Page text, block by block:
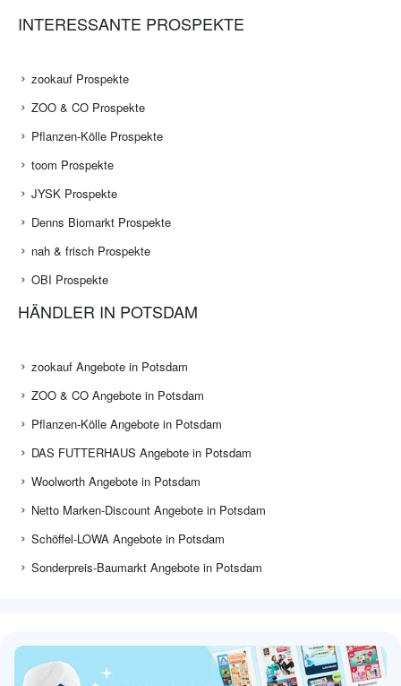
INTERESSANTE PROSPEKTE
zookauf Prospekte
ZOO & CO Prospekte
Pflanzen-Kölle Prospekte
toom Prospekte
JYSK Prospekte
Denns Biomarkt Prospekte
nah & frisch Prospekte
OBI Prospekte
HÄNDLER IN POTSDAM
zookauf Angebote in Potsdam
ZOO & CO Angebote in Potsdam
Pflanzen-Kölle Angebote in Potsdam
DAS FUTTERHAUS Angebote in Potsdam
Woolworth Angebote in Potsdam
Netto Marken-Discount Angebote in Potsdam
Schöffel-LOWA Angebote in Potsdam
Sonderpreis-Baumarkt Angebote in Potsdam